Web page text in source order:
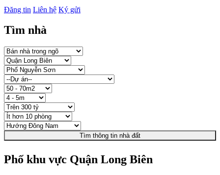
Đăng tin Liên hệ Ký gửi
Tìm nhà
Tìm thông tin nhà đất
Phố khu vực Quận Long Biên